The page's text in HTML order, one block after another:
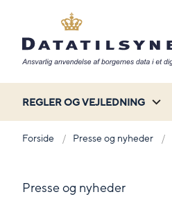
REGLER OG VEJLEDNING
Forside Presse og nyheder
Presse og nyheder